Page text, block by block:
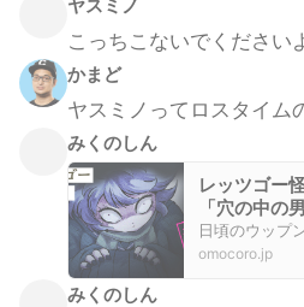
ヤスミノ
こっちこないでください
かまど
ヤスミノってロスタイム
みくのしん
レッツゴー
「穴の中の
日頃のウップ
omocoro.jp
みくのしん